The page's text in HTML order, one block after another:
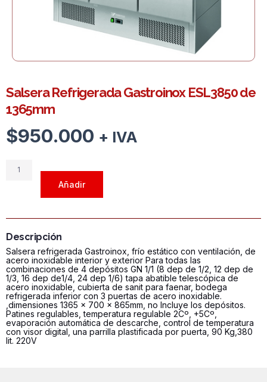
Salsera Refrigerada Gastroinox ESL3850 de
1365mm
$950.000 + IVA
Salsera
cantidad
Añadir
Descripción
Salsera refrigerada Gastroinox, frío estático con ventilación, de
acero inoxidable interior y exterior Para todas las
combinaciones de 4 depósitos GN 1/1 (8 dep de 1/2, 12 dep de
1/3, 16 dep de1/4, 24 dep 1/6) tapa abatible telescópica de
acero inoxidable, cubierta de sanit para faenar, bodega
refrigerada inferior con 3 puertas de acero inoxidable.
,dimensiones 1365 x 700 x 865mm, no Incluye los depósitos.
Patines regulables, temperatura regulable 2Cº, +5Cº,
evaporación automática de descarche, control de temperatura
con visor digital, una parrilla plastificada por puerta, 90 Kg,380
lit. 220V